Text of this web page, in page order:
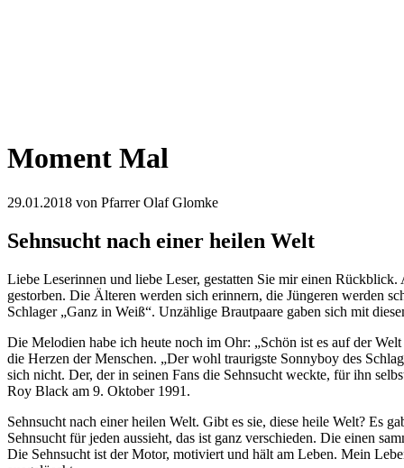
Moment Mal
29.01.2018 von Pfarrer Olaf Glomke
Sehnsucht nach einer heilen Welt
Liebe Leserinnen und liebe Leser, gestatten Sie mir einen
gestorben. Die Älteren werden sich erinnern, die Jüngeren werden
Schlager „Ganz in Weiß“. Unzählige Brautpaare gaben sich mit
Die Melodien habe ich heute noch im Ohr: „Schön ist es auf der
die Herzen der Menschen. „Der wohl traurigste Sonnyboy des
sich nicht. Der, der in seinen Fans die Sehnsucht weckte, für ihn
Roy Black am 9. Oktober 1991.
Sehnsucht nach einer heilen Welt. Gibt es sie, diese heile Welt? Es
Sehnsucht für jeden aussieht, das ist ganz verschieden. Die einen
Die Sehnsucht ist der Motor, motiviert und hält am Leben. Mein